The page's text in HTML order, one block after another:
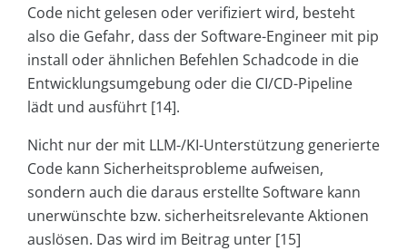
Code nicht gelesen oder verifiziert wird, besteht
also die Gefahr, dass der Software-Engineer mit pip
install oder ähnlichen Befehlen Schadcode in die
Entwicklungsumgebung oder die CI/CD-Pipeline
lädt und ausführt [14].
Nicht nur der mit LLM-/KI-Unterstützung generierte
Code kann Sicherheitsprobleme aufweisen,
sondern auch die daraus erstellte Software kann
unerwünschte bzw. sicherheitsrelevante Aktionen
auslösen. Das wird im Beitrag unter [15]